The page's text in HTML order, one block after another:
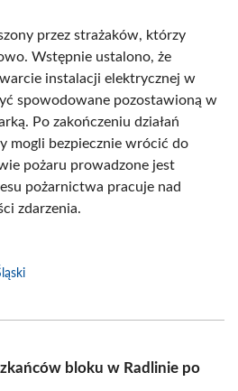
przez strażaków, którzy
Wstępnie ustalono, że
instalacji elektrycznej w
spowodowane pozostawioną w
Po zakończeniu działań
mogli bezpiecznie wrócić do
pożaru prowadzone jest
pożarnictwa pracuje nad
zdarzenia.
bloku w Radlinie po